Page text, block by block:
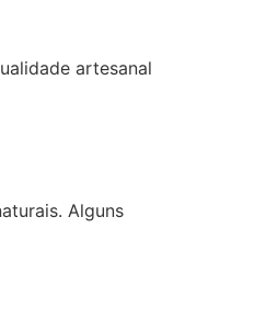
artesanal
Alguns